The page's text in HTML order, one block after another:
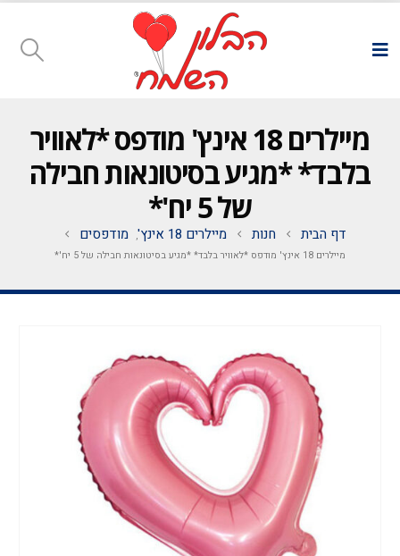
מיילרים 18 אינץ' מודפס *לאוויר
בלבד* *מגיע בסיטונאות חבילה
של 5 יח'*
דף הבית חנות מיילרים 18 אינץ' , מודפסים
מיילרים 18 אינץ' מודפס *לאוויר בלבד* *מגיע בסיטונאות חבילה של 5 יח'*